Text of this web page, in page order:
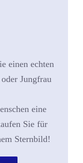
einen echten
Jungfrau
eine
Sie für
Sternbild!